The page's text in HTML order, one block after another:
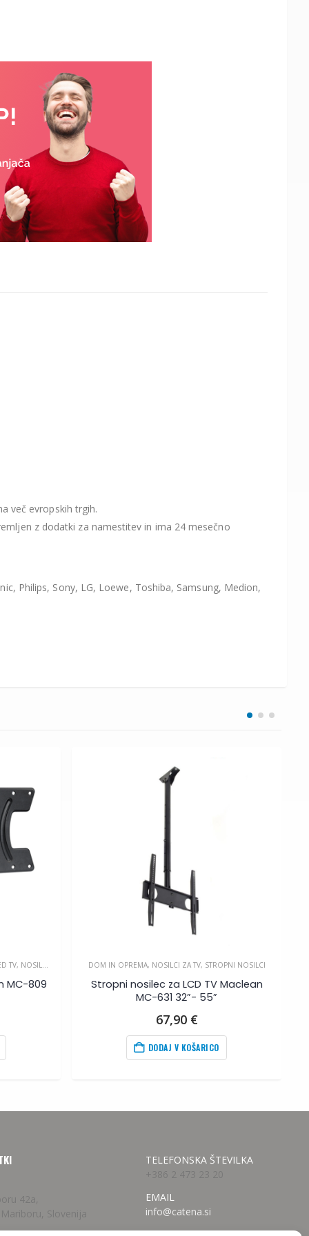
več evropskih trgih.
z dodatki za namestitev in ima 24 mesečno
Philips, Sony, LG, Loewe, Toshiba, Samsung, Medion,
TV, NOSILCI ZA TV
MC-809
DOM IN OPREMA, NOSILCI ZA TV, STROPNI NOSILCI
Stropni nosilec za LCD TV Maclean
MC-631 32”- 55”
67,90 €
DODAJ V KOŠARICO
42a,
Slovenija
TELEFONSKA ŠTEVILKA
+386 2 473 23 20
EMAIL
info@catena.si